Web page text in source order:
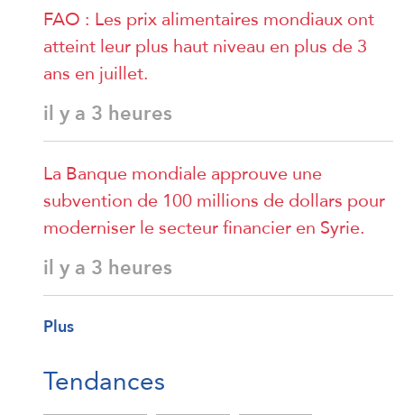
FAO : Les prix alimentaires mondiaux ont
atteint leur plus haut niveau en plus de 3
ans en juillet.
il y a 3 heures
La Banque mondiale approuve une
subvention de 100 millions de dollars pour
moderniser le secteur financier en Syrie.
il y a 3 heures
Plus
Tendances